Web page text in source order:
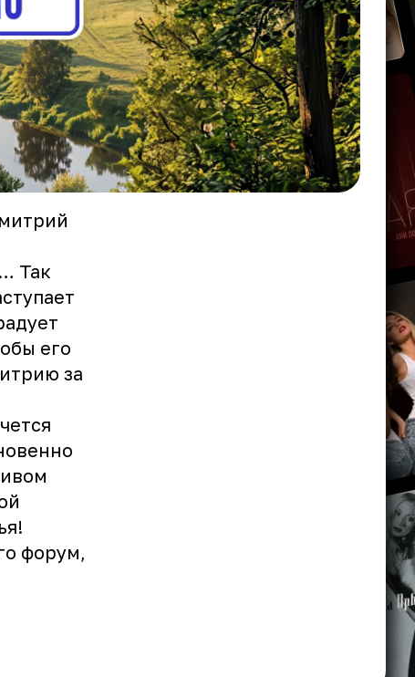
Так
его
за
форум,